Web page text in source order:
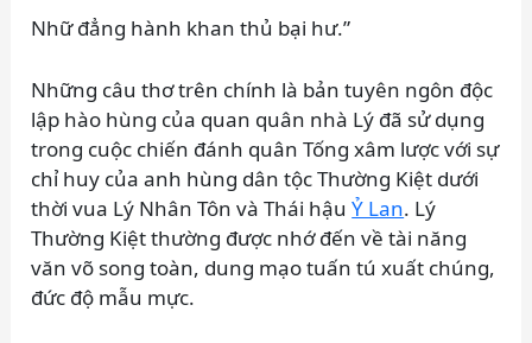
Nhữ đẳng hành khan thủ bại hư.”
Những câu thơ trên chính là bản tuyên ngôn độc
lập hào hùng của quan quân nhà Lý đã sử dụng
trong cuộc chiến đánh quân Tống xâm lược với sự
chỉ huy của anh hùng dân tộc Thường Kiệt dưới
thời vua Lý Nhân Tôn và Thái hậuỶ Lan. Lý
Thường Kiệt thường được nhớ đến về tài năng
văn võ song toàn, dung mạo tuấn tú xuất chúng,
đức độ mẫu mực.